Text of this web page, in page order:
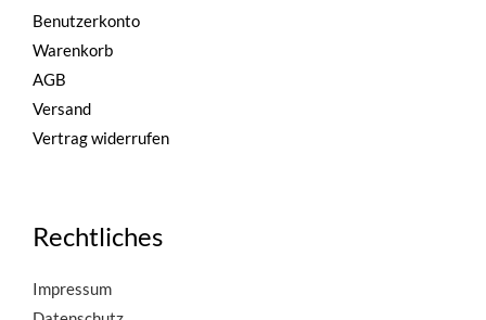
Benutzerkonto
Warenkorb
AGB
Versand
Vertrag widerrufen
Rechtliches
Impressum